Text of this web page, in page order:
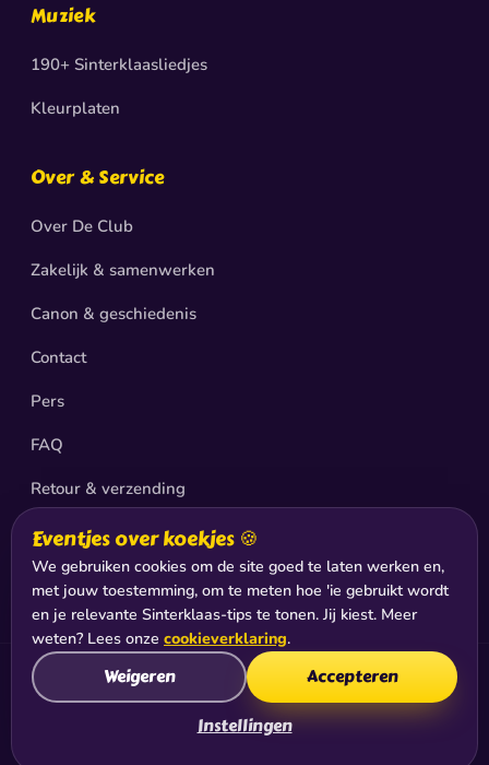
Muziek
190+ Sinterklaasliedjes
Kleurplaten
Over & Service
Over De Club
Zakelijk & samenwerken
Canon & geschiedenis
Contact
Pers
FAQ
Retour & verzending
Privacy
Sitemap
© 2026 De Club van Sinterklaas®, productie & exploitatie:
Jabadoo Holding B.V., Hilversum
KvK: 77442598 · BTW: NL8610.08.674.B01 ·
Eventjes over koekjes 🍪
We gebruiken cookies om de site goed te laten werken en,
met jouw toestemming, om te meten hoe 'ie gebruikt wordt
en je relevante Sinterklaas-tips te tonen. Jij kiest. Meer
weten? Lees onze cookieverklaring.
Instellingen
Weigeren Accepteren